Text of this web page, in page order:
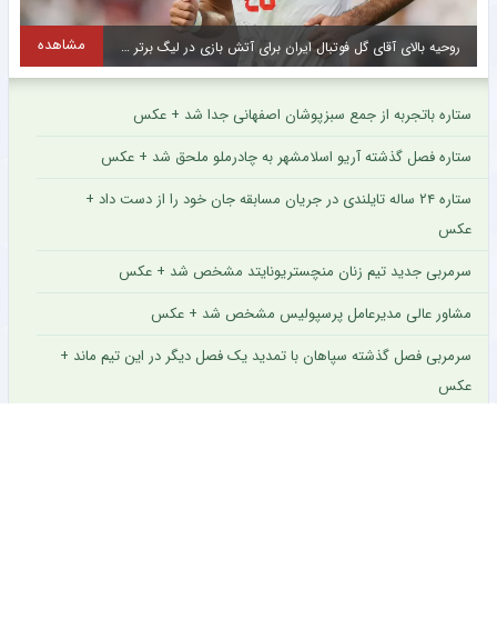
روحیه بالای آقای گل فوتبال ایران برای آتش بازی در لیگ برتر + عکس مشاهده
ستاره باتجربه از جمع سبزپوشان اصفهانی جدا شد + عکس
ستاره فصل گذشته آریو اسلامشهر به چادرملو ملحق شد + عکس
ستاره ۲۴ ساله تایلندی در جریان مسابقه جان خود را از دست داد +
عکس
سرمربی جدید تیم زنان منچستریونایتد مشخص شد + عکس
مشاور عالی مدیرعامل پرسپولیس مشخص شد + عکس
سرمربی فصل گذشته سپاهان با تمدید یک فصل دیگر در این تیم ماند +
عکس